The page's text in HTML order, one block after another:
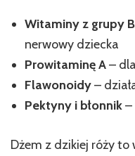
Witaminy z grupy B
nerwowy dziecka
Prowitaminę A–
Flawonoidy–
Pektyny i błonnik–
Dżem z dzikiej róży to